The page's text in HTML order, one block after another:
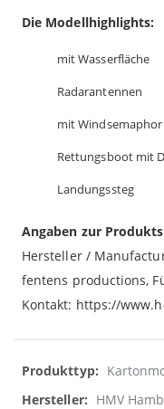
Die Modellhighlights:
mit Wasserfläche
Radarantennen
mit Windsemaphor
Rettungsboot mit
Landungssteg
Angaben zur
Hersteller /
fentens productions,
Kontakt: https://
Weitere
InformationenHMV